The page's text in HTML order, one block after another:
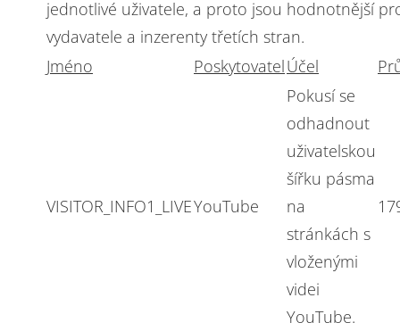
jednotlivé uživatele, a proto jsou hodnotnější
vydavatele a inzerenty třetích stran.
Jméno
PoskytovatelÚčel
VISITOR_INFO1_LIVEYouTube
Pokusí se
odhadnout
uživatelskou
šířku pásma
na
stránkách s
vloženými
videi
YouTube.